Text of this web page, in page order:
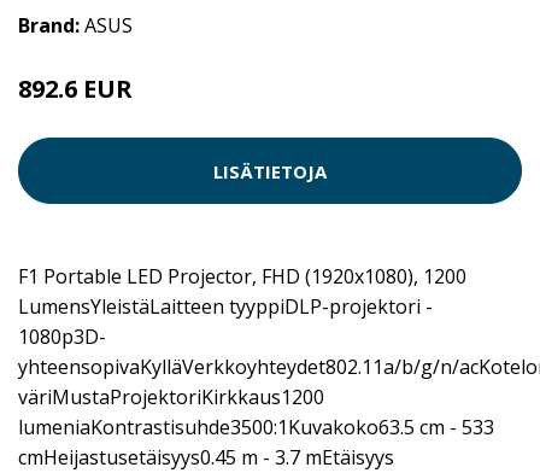
Brand:ASUS
892.6 EUR
LISÄTIETOJA
F1 Portable LED Projector, FHD (1920x1080), 1200
LumensYleistäLaitteen tyyppiDLP-projektori -
1080p3D-
yhteensopivaKylläVerkkoyhteydet802.11a/b/g/n/
väriMustaProjektoriKirkkaus1200
lumeniaKontrastisuhde3500:1Kuvakoko63.5 cm - 533
cmHeijastusetäisyys0.45 m - 3.7 mEtäisyys